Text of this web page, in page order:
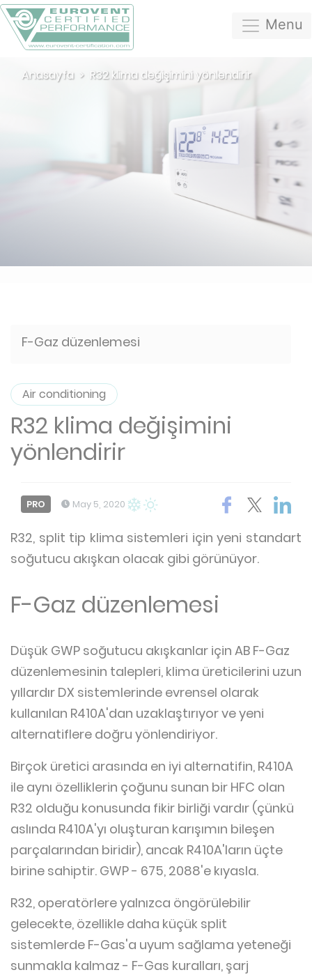
Menu
Anasayfa R32 klima değişimini yönlendirir
F-Gaz düzenlemesi
Air conditioning
R32 klima değişimini
yönlendirir
PRO May 5, 2020
R32, split tip klima sistemleri için yeni standart
soğutucu akışkan olacak gibi görünüyor.
F-Gaz düzenlemesi
Düşük GWP soğutucu akışkanlar için AB F-Gaz
düzenlemesinin talepleri, klima üreticilerini uzun
yıllardır DX sistemlerinde evrensel olarak
kullanılan R410A'dan uzaklaştırıyor ve yeni
alternatiflere doğru yönlendiriyor.
Birçok üretici arasında en iyi alternatifin, R410A
ile aynı özelliklerin çoğunu sunan bir HFC olan
R32 olduğu konusunda fikir birliği vardır (çünkü
aslında R410A'yı oluşturan karışımın bileşen
parçalarından biridir), ancak R410A'ların üçte
birine sahiptir. GWP - 675, 2088'e kıyasla.
R32, operatörlere yalnızca öngörülebilir
gelecekte, özellikle daha küçük split
sistemlerde F-Gas'a uyum sağlama yeteneği
sunmakla kalmaz - F-Gas kuralları, şarj